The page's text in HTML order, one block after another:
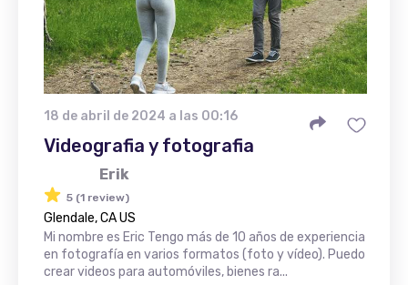
18 de abril de 2024 a las 00:16
Videografia y fotografia
Erik
5 (1 review)
Glendale, CA US
Mi nombre es Eric Tengo más de 10 años de experiencia
en fotografía en varios formatos (foto y vídeo). Puedo
crear videos para automóviles, bienes ra...